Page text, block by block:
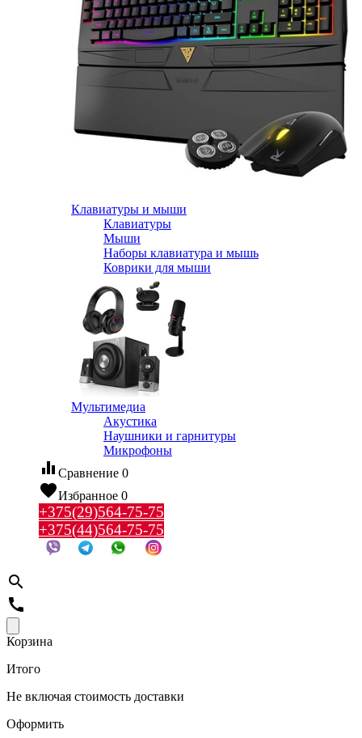
Клавиатуры и мыши
Клавиатуры
Мыши
Наборы клавиатура и мышь
Коврики для мыши
Мультимедиа
Акустика
Наушники и гарнитуры
Микрофоны
equalizer Сравнение 0
favoriteИзбранное 0
+375(29)564-75-75
+375(44)564-75-75
search
call
Корзина
Итого
Не включая стоимость доставки
Оформить